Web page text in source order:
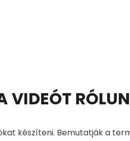
VIDEÓT
készíteni. Bemutatják a